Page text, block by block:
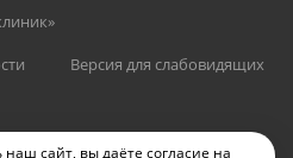
Версия для слабовидящих
сайт, вы даёте согласие на